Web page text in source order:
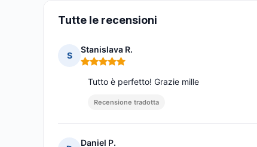
Tutte le recensioni
S
Stanislava R.
Nota: 5 su 5
Tutto è perfetto! Grazie mille
Recensione tradotta
Daniel P.